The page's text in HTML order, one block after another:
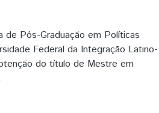
de Pós-Graduação em Políticas
Federal da Integração Latino-
do título de Mestre em